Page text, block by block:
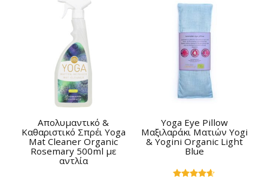
Απολυμαντικό &
Καθαριστικό Σπρέι Yoga
Mat Cleaner Οrganic
Rosemary 500ml με
αντλία
Yoga Eye Pillow
Μαξιλαράκι Ματιών Yogi
& Yogini Organic Light
Blue